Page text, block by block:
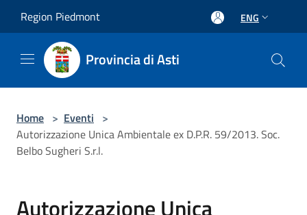
Region Piedmont ENG
Provincia di Asti
Home > Eventi >
Autorizzazione Unica Ambientale ex D.P.R. 59/2013. Soc.
Belbo Sugheri S.r.l.
Autorizzazione Unica